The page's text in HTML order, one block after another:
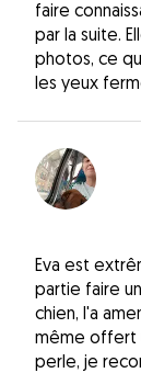
faire
par la suite.
photos, ce
les yeux
Eva est
partie faire
chien, l'a
même offert
perle, je